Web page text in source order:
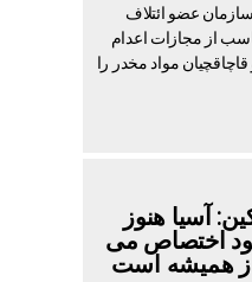
عضو ائتلاف
از مجازات اعدام
مواد مخدر را
آسیا هنوز
خود اختصاص می
از همیشه است